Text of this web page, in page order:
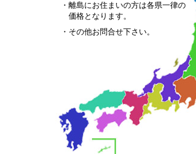
・離島にお住まいの方は各県一律の
価格となります。
・その他お問合せ下さい。